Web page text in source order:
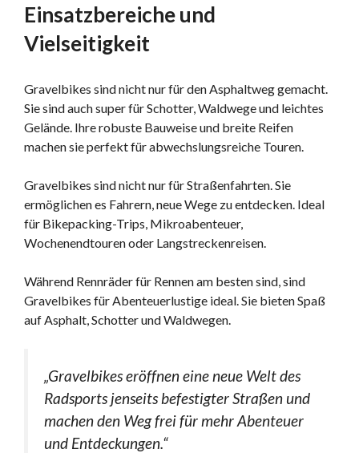
Einsatzbereiche und
Vielseitigkeit
Gravelbikes sind nicht nur für den Asphaltweg gemacht.
Sie sind auch super für Schotter, Waldwege und leichtes
Gelände. Ihre robuste Bauweise und breite Reifen
machen sie perfekt für abwechslungsreiche Touren.
Gravelbikes sind nicht nur für Straßenfahrten. Sie
ermöglichen es Fahrern, neue Wege zu entdecken. Ideal
für Bikepacking-Trips, Mikroabenteuer,
Wochenendtouren oder Langstreckenreisen.
Während Rennräder für Rennen am besten sind, sind
Gravelbikes für Abenteuerlustige ideal. Sie bieten Spaß
auf Asphalt, Schotter und Waldwegen.
„Gravelbikes eröffnen eine neue Welt des
Radsports jenseits befestigter Straßen und
machen den Weg frei für mehr Abenteuer
und Entdeckungen.“